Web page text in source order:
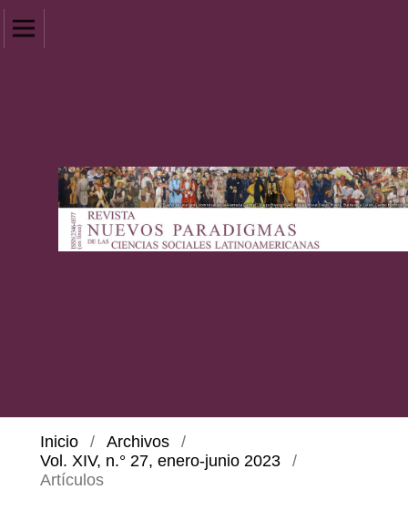
Inicio / Archivos
/
Vol. XIV, n.° 27, enero-junio 2023
/
Artículos